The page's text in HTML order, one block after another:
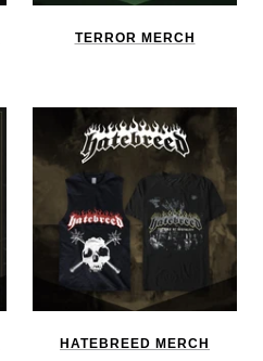
TERROR MERCH
HATEBREED MERCH